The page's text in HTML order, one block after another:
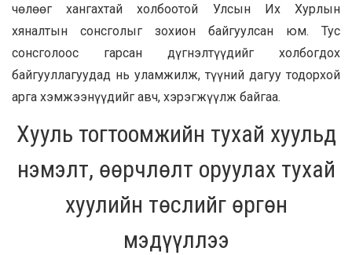
чөлөөг хангахтай холбоотой Улсын Их Хурлын
хяналтын сонсголыг зохион байгуулсан юм. Тус
сонсголоос гарсан дүгнэлтүүдийг холбогдох
байгууллагуудад нь уламжилж, түүний дагуу тодорхой
арга хэмжээнүүдийг авч, хэрэгжүүлж байгаа.
Хууль тогтоомжийн тухай хуульд
нэмэлт, өөрчлөлт оруулах тухай
хуулийн төслийг өргөн
мэдүүллээ